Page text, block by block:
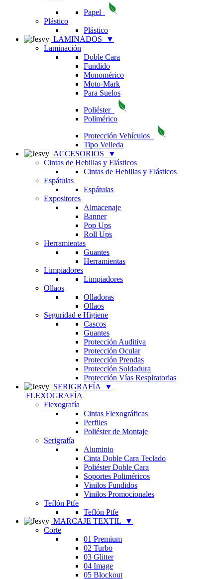
Papel
Plástico
Plástico
LAMINADOS
▼
Laminación
Doble Cara
Fundido
Monomérico
Moto-Mark
Para Suelos
Poliéster
Polimérico
Protección Vehículos
Tipo Velleda
ACCESORIOS
▼
Cintas de Hebillas y Elásticos
Cintas de Hebillas y Elásticos
Espátulas
Espátulas
Expositores
Almacenaje
Banner
Pop Ups
Roll Ups
Herramientas
Guantes
Herramientas
Limpiadores
Limpiadores
Ollaos
Olladoras
Ollaos
Seguridad e Higiene
Cascos
Guantes
Protección Auditiva
Protección Ocular
Protección Prendas
Protección Soldadura
Protección Vías Respiratorias
SERIGRAFÍA
▼
FLEXOGRAFÍA
Flexografía
Cintas Flexográficas
Perfiles
Poliéster de Montaje
Serigrafía
Aluminio
Cinta Doble Cara Teclado
Poliéster Doble Cara
Soportes Poliméricos
Vinilos Fundidos
Vinilos Promocionales
Teflón Ptfe
Teflón Ptfe
MARCAJE TEXTIL
▼
Corte
01 Premium
02 Turbo
03 Glitter
04 Image
05 Blockout